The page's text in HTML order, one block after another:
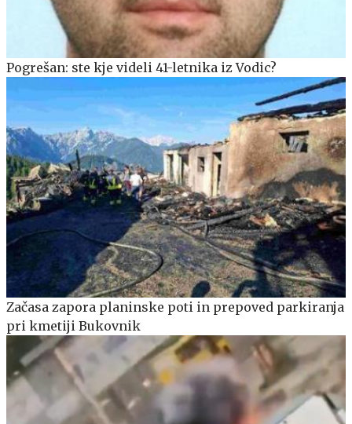
Pogrešan: ste kje videli 41-letnika iz Vodic?
Začasa zapora planinske poti in prepoved parkiranja
pri kmetiji Bukovnik